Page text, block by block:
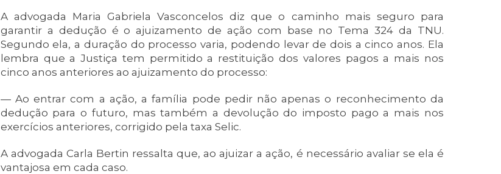
A advogada Maria Gabriela Vasconcelos diz que o caminho mais seguro para
garantir a dedução é o ajuizamento de ação com base no Tema 324 da TNU.
Segundo ela, a duração do processo varia, podendo levar de dois a cinco anos. Ela
lembra que a Justiça tem permitido a restituição dos valores pagos a mais nos
cinco anos anteriores ao ajuizamento do processo:
— Ao entrar com a ação, a família pode pedir não apenas o reconhecimento da
dedução para o futuro, mas também a devolução do imposto pago a mais nos
exercícios anteriores, corrigido pela taxa Selic.
A advogada Carla Bertin ressalta que, ao ajuizar a ação, é necessário avaliar se ela é
vantajosa em cada caso.